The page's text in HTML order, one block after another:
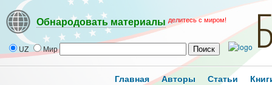
Обнародовать материалы делитесь с миром!
UZ Мир
Главная Авторы Статьи